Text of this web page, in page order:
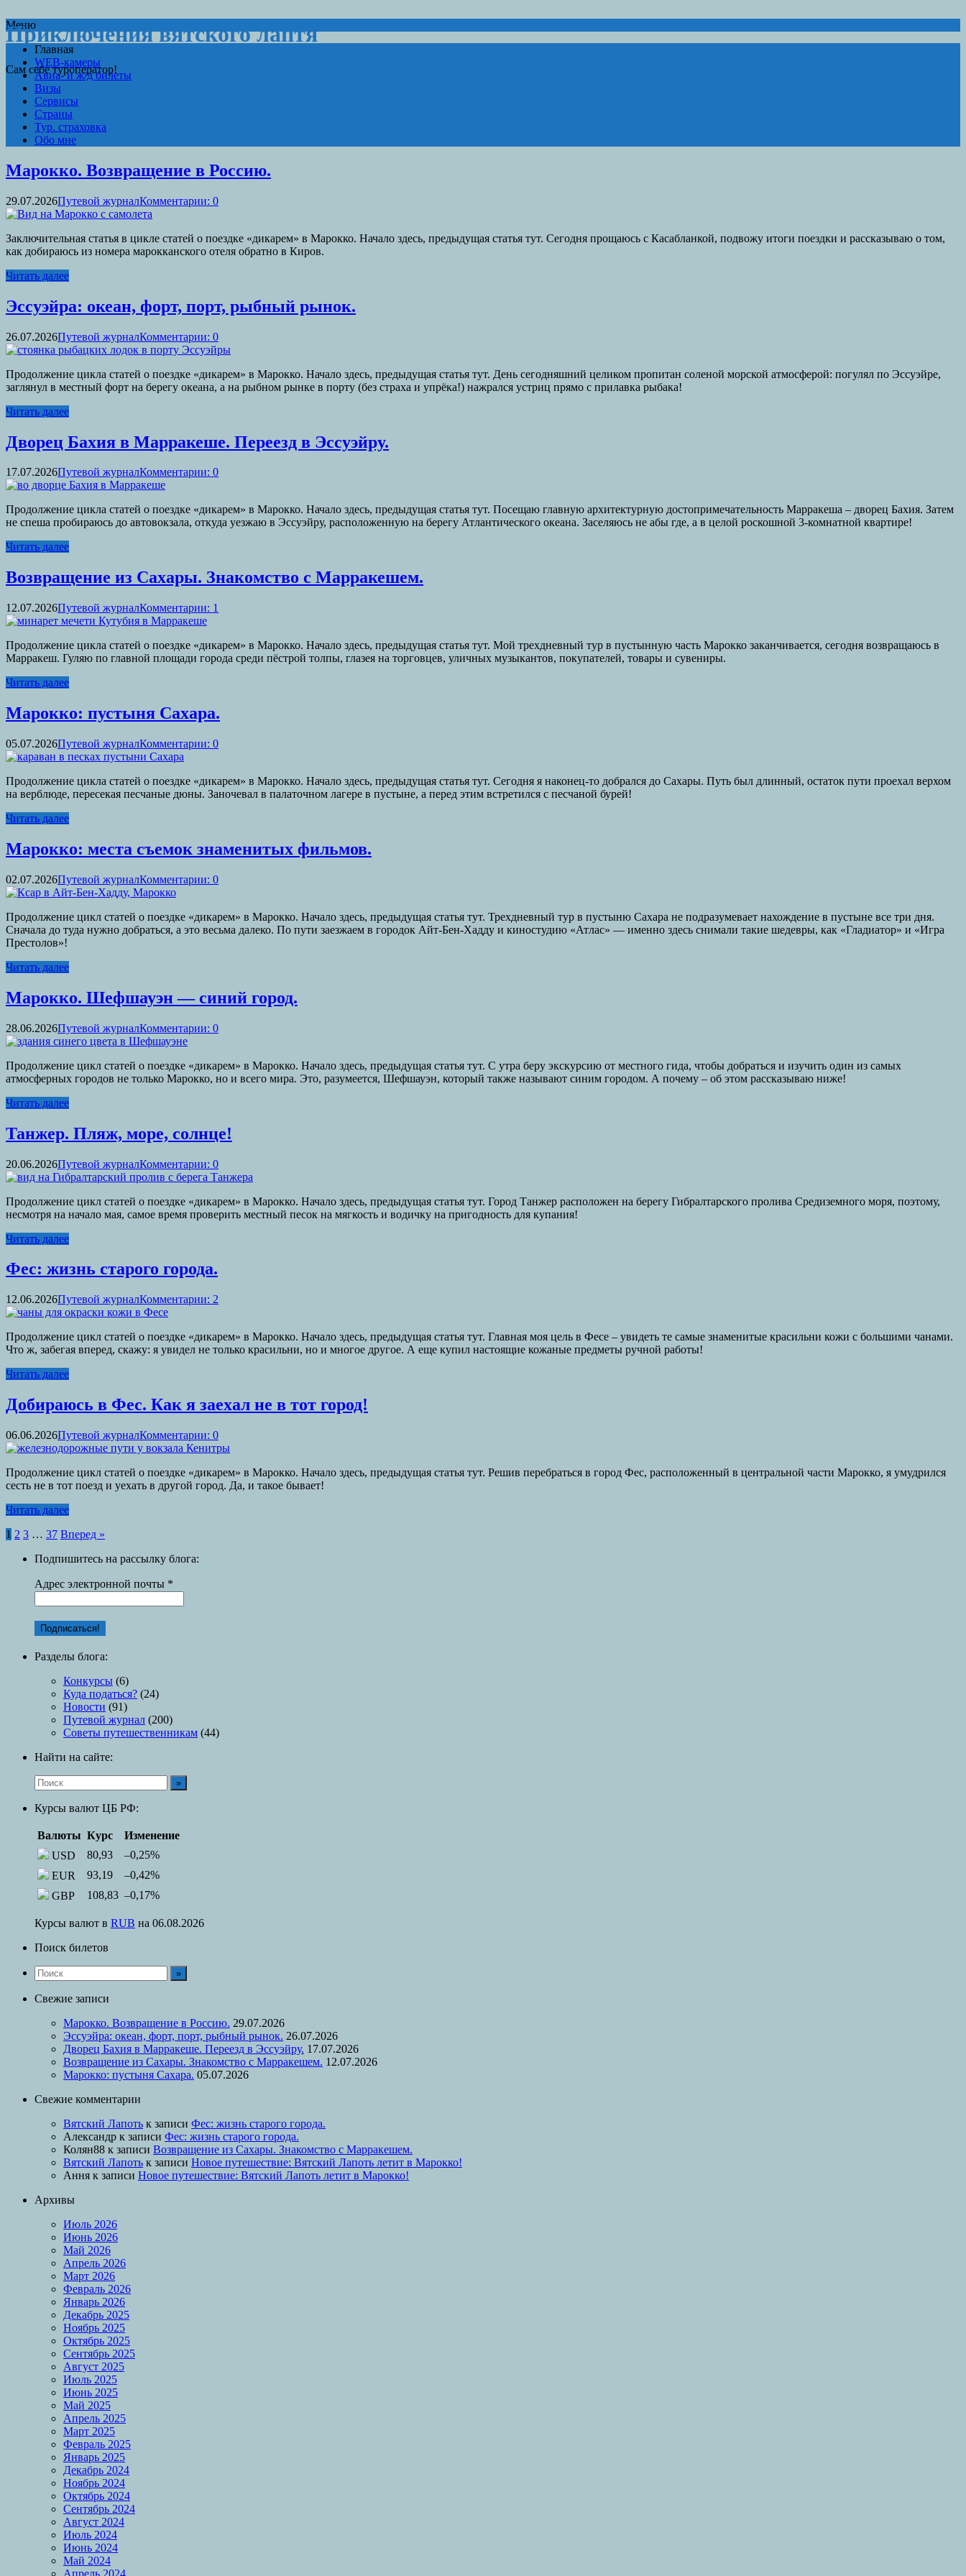
Приключения вятского лаптя
Сам себе туроператор!
Меню
Главная
WEB-камеры
Авиа- и ж/д билеты
Визы
Сервисы
Страны
Тур. страховка
Обо мне
Марокко. Возвращение в Россию.
29.07.2026Путевой журналКомментарии: 0
Заключительная статья в цикле статей о поездке «дикарем» в Марокко. Начало здесь, предыдущая статья тут. Сегодня прощаюсь с Касабланкой, подвожу итоги поездки и рассказываю о том,
как добираюсь из номера марокканского отеля обратно в Киров.
Читать далее
Эссуэйра: океан, форт, порт, рыбный рынок.
26.07.2026Путевой журналКомментарии: 0
Продолжение цикла статей о поездке «дикарем» в Марокко. Начало здесь, предыдущая статья тут. День сегодняшний целиком пропитан соленой морской атмосферой: погулял по Эссуэйре,
заглянул в местный форт на берегу океана, а на рыбном рынке в порту (без страха и упрёка!) нажрался устриц прямо с прилавка рыбака!
Читать далее
Дворец Бахия в Марракеше. Переезд в Эссуэйру.
17.07.2026Путевой журналКомментарии: 0
Продолжение цикла статей о поездке «дикарем» в Марокко. Начало здесь, предыдущая статья тут. Посещаю главную архитектурную достопримечательность Марракеша – дворец Бахия. Затем
не спеша пробираюсь до автовокзала, откуда уезжаю в Эссуэйру, расположенную на берегу Атлантического океана. Заселяюсь не абы где, а в целой роскошной 3-комнатной квартире!
Читать далее
Возвращение из Сахары. Знакомство с Марракешем.
12.07.2026Путевой журналКомментарии: 1
Продолжение цикла статей о поездке «дикарем» в Марокко. Начало здесь, предыдущая статья тут. Мой трехдневный тур в пустынную часть Марокко заканчивается, сегодня возвращаюсь в
Марракеш. Гуляю по главной площади города среди пёстрой толпы, глазея на торговцев, уличных музыкантов, покупателей, товары и сувениры.
Читать далее
Марокко: пустыня Сахара.
05.07.2026Путевой журналКомментарии: 0
Продолжение цикла статей о поездке «дикарем» в Марокко. Начало здесь, предыдущая статья тут. Сегодня я наконец-то добрался до Сахары. Путь был длинный, остаток пути проехал верхом
на верблюде, пересекая песчаные дюны. Заночевал в палаточном лагере в пустыне, а перед этим встретился с песчаной бурей!
Читать далее
Марокко: места съемок знаменитых фильмов.
02.07.2026Путевой журналКомментарии: 0
Продолжение цикл статей о поездке «дикарем» в Марокко. Начало здесь, предыдущая статья тут. Трехдневный тур в пустыню Сахара не подразумевает нахождение в пустыне все три дня.
Сначала до туда нужно добраться, а это весьма далеко. По пути заезжаем в городок Айт-Бен-Хадду и киностудию «Атлас» — именно здесь снимали такие шедевры, как «Гладиатор» и «Игра
Престолов»!
Читать далее
Марокко. Шефшауэн — синий город.
28.06.2026Путевой журналКомментарии: 0
Продолжение цикл статей о поездке «дикарем» в Марокко. Начало здесь, предыдущая статья тут. С утра беру экскурсию от местного гида, чтобы добраться и изучить один из самых
атмосферных городов не только Марокко, но и всего мира. Это, разумеется, Шефшауэн, который также называют синим городом. А почему – об этом рассказываю ниже!
Читать далее
Танжер. Пляж, море, солнце!
20.06.2026Путевой журналКомментарии: 0
Продолжение цикл статей о поездке «дикарем» в Марокко. Начало здесь, предыдущая статья тут. Город Танжер расположен на берегу Гибралтарского пролива Средиземного моря, поэтому,
несмотря на начало мая, самое время проверить местный песок на мягкость и водичку на пригодность для купания!
Читать далее
Фес: жизнь старого города.
12.06.2026Путевой журналКомментарии: 2
Продолжение цикл статей о поездке «дикарем» в Марокко. Начало здесь, предыдущая статья тут. Главная моя цель в Фесе – увидеть те самые знаменитые красильни кожи с большими чанами.
Что ж, забегая вперед, скажу: я увидел не только красильни, но и многое другое. А еще купил настоящие кожаные предметы ручной работы!
Читать далее
Добираюсь в Фес. Как я заехал не в тот город!
06.06.2026Путевой журналКомментарии: 0
Продолжение цикл статей о поездке «дикарем» в Марокко. Начало здесь, предыдущая статья тут. Решив перебраться в город Фес, расположенный в центральной части Марокко, я умудрился
сесть не в тот поезд и уехать в другой город. Да, и такое бывает!
Читать далее
Пагинация
записей
1 2 3 … 37 Вперед »
Подпишитесь на рассылку блога:
Адрес электронной почты *
Разделы блога:
Конкурсы (6)
Куда податься? (24)
Новости (91)
Путевой журнал (200)
Советы путешественникам (44)
Найти на сайте:
Курсы валют ЦБ РФ:
Валюты Курс
Изменение
USD
80,93 –0,25%
EUR
93,19 –0,42%
GBP
108,83 –0,17%
Курсы валют в RUB на 06.08.2026
Поиск билетов
Свежие записи
Марокко. Возвращение в Россию. 29.07.2026
Эссуэйра: океан, форт, порт, рыбный рынок. 26.07.2026
Дворец Бахия в Марракеше. Переезд в Эссуэйру. 17.07.2026
Возвращение из Сахары. Знакомство с Марракешем. 12.07.2026
Марокко: пустыня Сахара. 05.07.2026
Свежие комментарии
Вятский Лапоть к записи Фес: жизнь старого города.
Александр к записи Фес: жизнь старого города.
Колян88 к записи Возвращение из Сахары. Знакомство с Марракешем.
Вятский Лапоть к записи Новое путешествие: Вятский Лапоть летит в Марокко!
Ання к записи Новое путешествие: Вятский Лапоть летит в Марокко!
Архивы
Июль 2026
Июнь 2026
Май 2026
Апрель 2026
Март 2026
Февраль 2026
Январь 2026
Декабрь 2025
Ноябрь 2025
Октябрь 2025
Сентябрь 2025
Август 2025
Июль 2025
Июнь 2025
Май 2025
Апрель 2025
Март 2025
Февраль 2025
Январь 2025
Декабрь 2024
Ноябрь 2024
Октябрь 2024
Сентябрь 2024
Август 2024
Июль 2024
Июнь 2024
Май 2024